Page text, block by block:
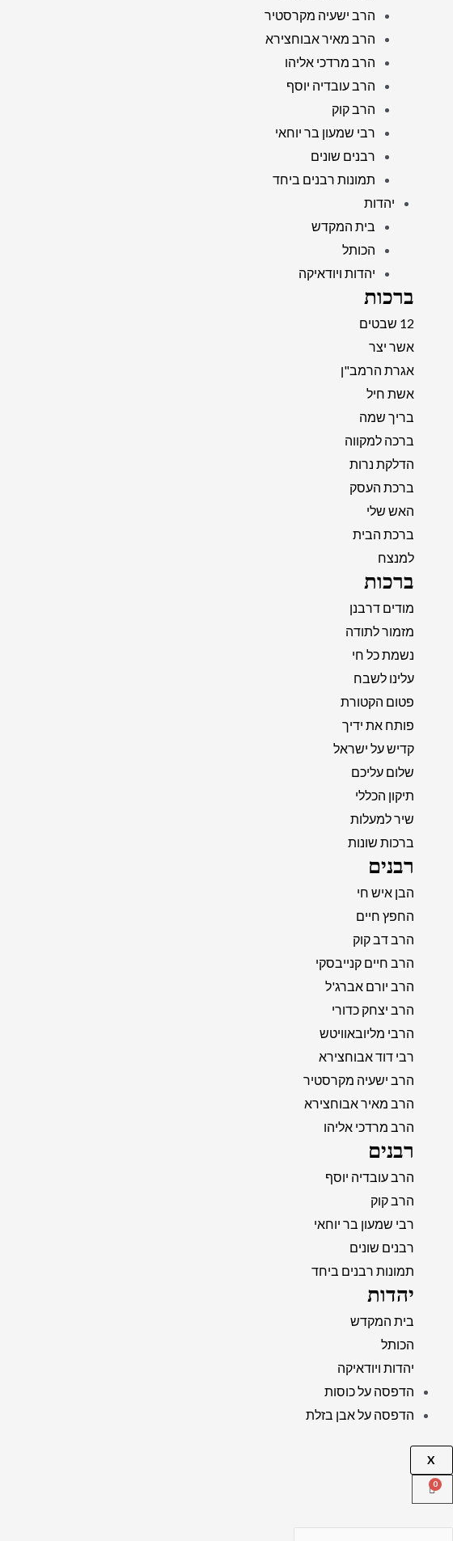
הרב ישעיה מקרסטיר
הרב מאיר אבוחצירא
הרב מרדכי אליהו
הרב עובדיה יוסף
הרב קוק
רבי שמעון בר יוחאי
רבנים שונים
תמונות רבנים ביחד
יהדות
בית המקדש
הכותל
יהדות ויודאיקה
ברכות
12 שבטים
אשר יצר
אגרת הרמב"ן
אשת חיל
בריך שמה
ברכה למקווה
הדלקת נרות
ברכת העסק
האש שלי
ברכת הבית
למנצח
ברכות
מודים דרבנן
מזמור לתודה
נשמת כל חי
עלינו לשבח
פטום הקטורת
פותח את ידיך
קדיש על ישראל
שלום עליכם
תיקון הכללי
שיר למעלות
ברכות שונות
רבנים
הבן איש חי
החפץ חיים
הרב דב קוק
הרב חיים קנייבסקי
הרב יורם אברג'ל
הרב יצחק כדורי
הרבי מליובאוויטש
רבי דוד אבוחצירא
הרב ישעיה מקרסטיר
הרב מאיר אבוחצירא
הרב מרדכי אליהו
רבנים
הרב עובדיה יוסף
הרב קוק
רבי שמעון בר יוחאי
רבנים שונים
תמונות רבנים ביחד
יהדות
בית המקדש
הכותל
יהדות ויודאיקה
הדפסה על כוסות
הדפסה על אבן בזלת
X